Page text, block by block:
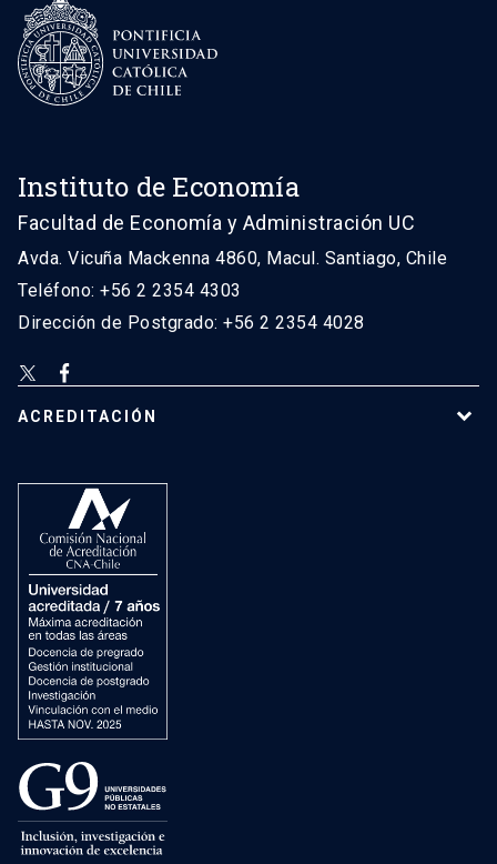
Instituto de Economía
Facultad de Economía y Administración UC
Avda. Vicuña Mackenna 4860, Macul. Santiago, Chile
Teléfono: +56 2 2354 4303
Dirección de Postgrado: +56 2 2354 4028
ACREDITACIÓN